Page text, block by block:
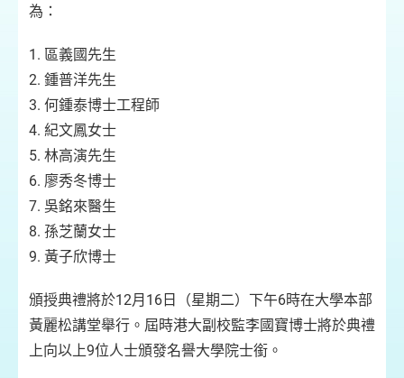
為：
1. 區義國先生
2. 鍾普洋先生
3. 何鍾泰博士工程師
4. 紀文鳳女士
5. 林高演先生
6. 廖秀冬博士
7. 吳銘來醫生
8. 孫芝蘭女士
9. 黃子欣博士
頒授典禮將於12月16日（星期二）下午6時在大學本部
黃麗松講堂舉行。屆時港大副校監李國寶博士將於典禮
上向以上9位人士頒發名譽大學院士銜。